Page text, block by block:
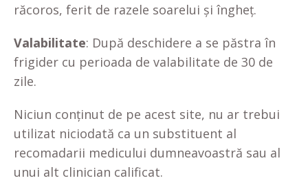
răcoros, ferit de razele soarelui și îngheț.
Valabilitate: După deschidere a se păstra în
frigider cu perioada de valabilitate de 30 de
zile.
Niciun conținut de pe acest site, nu ar trebui
utilizat niciodată ca un substituent al
recomadarii medicului dumneavoastră sau al
unui alt clinician calificat.